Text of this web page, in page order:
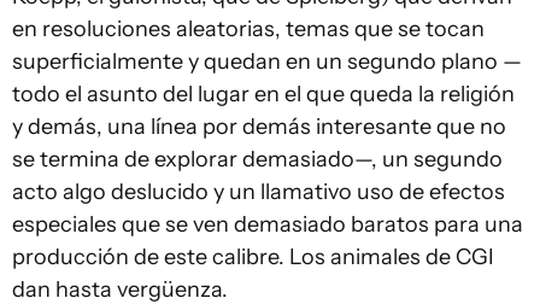
en resoluciones aleatorias, temas que se tocan
superficialmente y quedan en un segundo plano —
todo el asunto del lugar en el que queda la religión
y demás, una línea por demás interesante que no
se termina de explorar demasiado—, un segundo
acto algo deslucido y un llamativo uso de efectos
especiales que se ven demasiado baratos para una
producción de este calibre. Los animales de CGI
dan hasta vergüenza.